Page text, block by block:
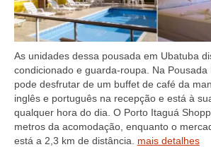
As unidades dessa pousada em Ubatuba
condicionado e guarda-roupa. Na Pousada
pode desfrutar de um buffet de café da
inglês e português na recepção e está à
qualquer hora do dia. O Porto Itaguá
metros da acomodação, enquanto o
está a 2,3 km de distância. mais detalhes